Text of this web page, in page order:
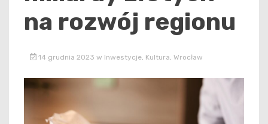
na rozwój regionu
14 grudnia 2023 w Inwestycje, Kultura Wrocław